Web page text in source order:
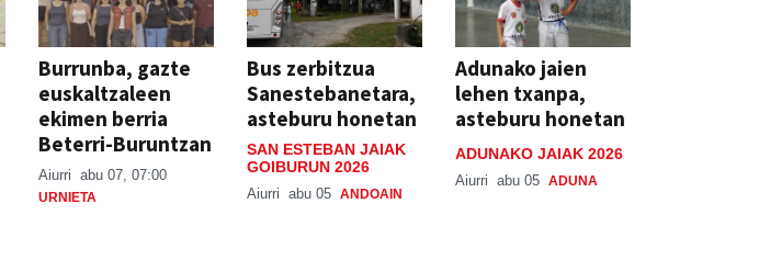
Burrunba, gazte
euskaltzaleen
ekimen berria
Beterri-Buruntzan
Aiurri abu 07, 07:00
URNIETA
Bus zerbitzua
Sanestebanetara,
asteburu honetan
SAN ESTEBAN JAIAK
GOIBURUN 2026
Aiurri abu 05 ANDOAIN
Adunako jaien
lehen txanpa,
asteburu honetan
ADUNAKO JAIAK 2026
Aiurri abu 05 ADUNA